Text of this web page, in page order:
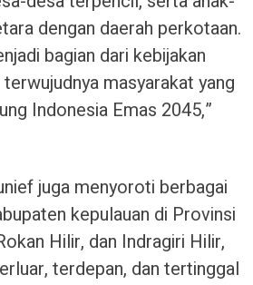
dengan daerah perkotaan.
bagian dari kebijakan
masyarakat yang
Indonesia Emas 2045,”
juga menyoroti berbagai
kepulauan di Provinsi
Hilir, dan Indragiri Hilir,
terdepan, dan tertinggal